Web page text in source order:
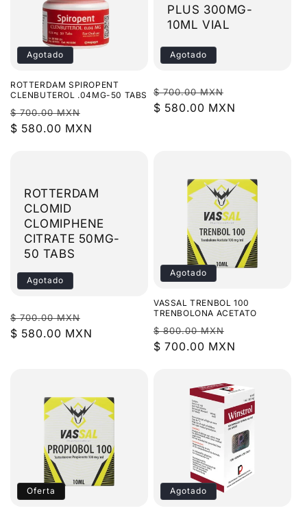
Agotado
ROTTERDAM SPIROPENT
CLENBUTEROL .04MG-50 TABS
Precio
habitual
$ 700.00 MXN
de
$ 580.00 MXN
PLUS 300MG-
10ML VIAL
Agotado
Precio
habitual
$ 700.00 MXN
de
$ 580.00 MXN
ROTTERDAM
CLOMID
CLOMIPHENE
CITRATE 50MG-
50 TABS
Agotado
Precio
habitual
$ 700.00 MXN
de
$ 580.00 MXN
Agotado
VASSAL TRENBOL 100
TRENBOLONA ACETATO
Precio
habitual
$ 800.00 MXN
de
$ 700.00 MXN
Oferta Agotado